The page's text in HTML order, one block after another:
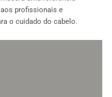
profissionais e
o cuidado do cabelo.